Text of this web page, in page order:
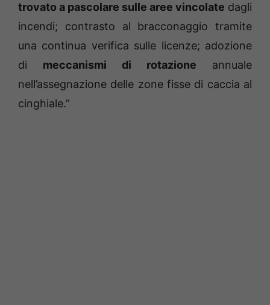
trovato a pascolare sulle aree vincolate dagli
incendi; contrasto al bracconaggio tramite
una continua verifica sulle licenze; adozione
di meccanismi di rotazione annuale
nell’assegnazione delle zone fisse di caccia al
cinghiale.”